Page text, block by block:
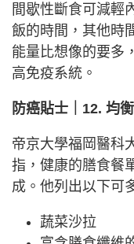
間歇性斷食可減輕
飯的時間，其他時
能量比想像的要多
高免疫系統。
防癌貼士｜12. 均
帝京大學福岡醫科
指，健康的膳食餐
成。他列出以下可
蔬菜沙拉